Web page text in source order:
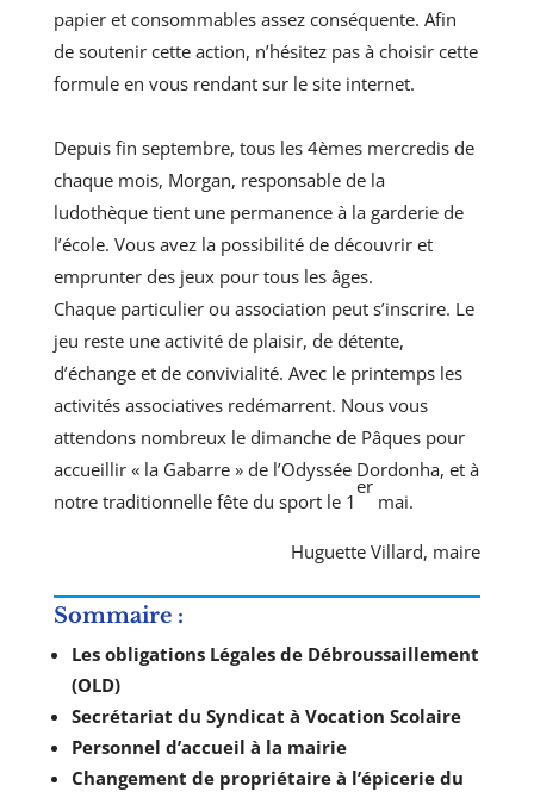
papier et consommables assez conséquente. Afin
de soutenir cette action, n’hésitez pas à choisir cette
formule en vous rendant sur le site internet.
Depuis fin septembre, tous les 4èmes mercredis de
chaque mois, Morgan, responsable de la
ludothèque tient une permanence à la garderie de
l’école. Vous avez la possibilité de découvrir et
emprunter des jeux pour tous les âges.
Chaque particulier ou association peut s’inscrire. Le
jeu reste une activité de plaisir, de détente,
d’échange et de convivialité. Avec le printemps les
activités associatives redémarrent. Nous vous
attendons nombreux le dimanche de Pâques pour
accueillir « la Gabarre » de l’Odyssée Dordonha, et à
notre traditionnelle fête du sport le 1
er
mai.
Huguette Villard, maire
Sommaire :
Les obligations Légales de Débroussaillement
(OLD)
Secrétariat du Syndicat à Vocation Scolaire
Personnel d’accueil à la mairie
Changement de propriétaire à l’épicerie du